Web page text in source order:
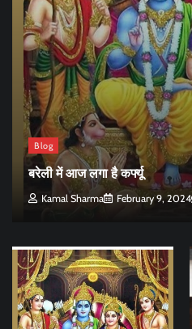
Blog
बरेली में आज लगा है कर्फ्यू
Kamal Sharma February 9, 2024